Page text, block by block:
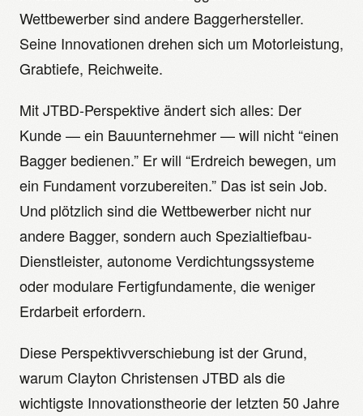
Wettbewerber sind andere Baggerhersteller.
Seine Innovationen drehen sich um Motorleistung,
Grabtiefe, Reichweite.
Mit JTBD-Perspektive ändert sich alles: Der
Kunde — ein Bauunternehmer — will nicht “einen
Bagger bedienen.” Er will “Erdreich bewegen, um
ein Fundament vorzubereiten.” Das ist sein Job.
Und plötzlich sind die Wettbewerber nicht nur
andere Bagger, sondern auch Spezialtiefbau-
Dienstleister, autonome Verdichtungssysteme
oder modulare Fertigfundamente, die weniger
Erdarbeit erfordern.
Diese Perspektivverschiebung ist der Grund,
warum Clayton Christensen JTBD als die
wichtigste Innovationstheorie der letzten 50 Jahre